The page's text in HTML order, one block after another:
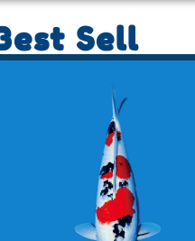
Sell